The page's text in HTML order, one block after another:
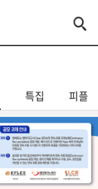
특집 피플